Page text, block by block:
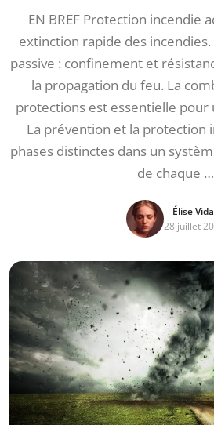
EN BREF Protection incendie
extinction rapide des
passive : confinement et
la propagation du feu. La
protections est essentielle pour
La prévention et la protection
phases distinctes dans un
de chaque …
Élise
28 juillet